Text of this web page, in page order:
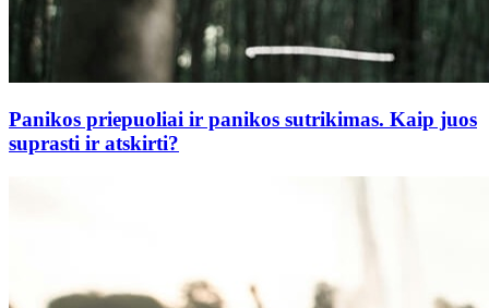
Panikos priepuoliai ir panikos sutrikimas. Kaip juos
suprasti ir atskirti?